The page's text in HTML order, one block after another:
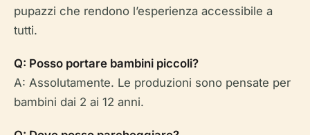
pupazzi che rendono l’esperienza accessibile a
tutti.
Q: Posso portare bambini piccoli?
A: Assolutamente. Le produzioni sono pensate per
bambini dai 2 ai 12 anni.